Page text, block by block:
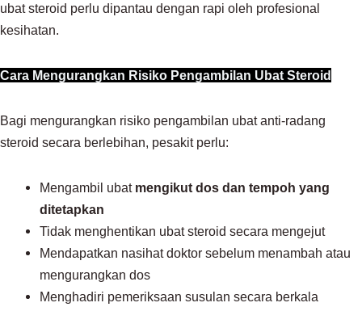
ubat steroid perlu dipantau dengan rapi oleh profesional
kesihatan.
Cara Mengurangkan Risiko Pengambilan Ubat Steroid
Bagi mengurangkan risiko pengambilan ubat anti-radang
steroid secara berlebihan, pesakit perlu:
Mengambil ubat mengikut dos dan tempoh yang
ditetapkan
Tidak menghentikan ubat steroid secara mengejut
Mendapatkan nasihat doktor sebelum menambah atau
mengurangkan dos
Menghadiri pemeriksaan susulan secara berkala